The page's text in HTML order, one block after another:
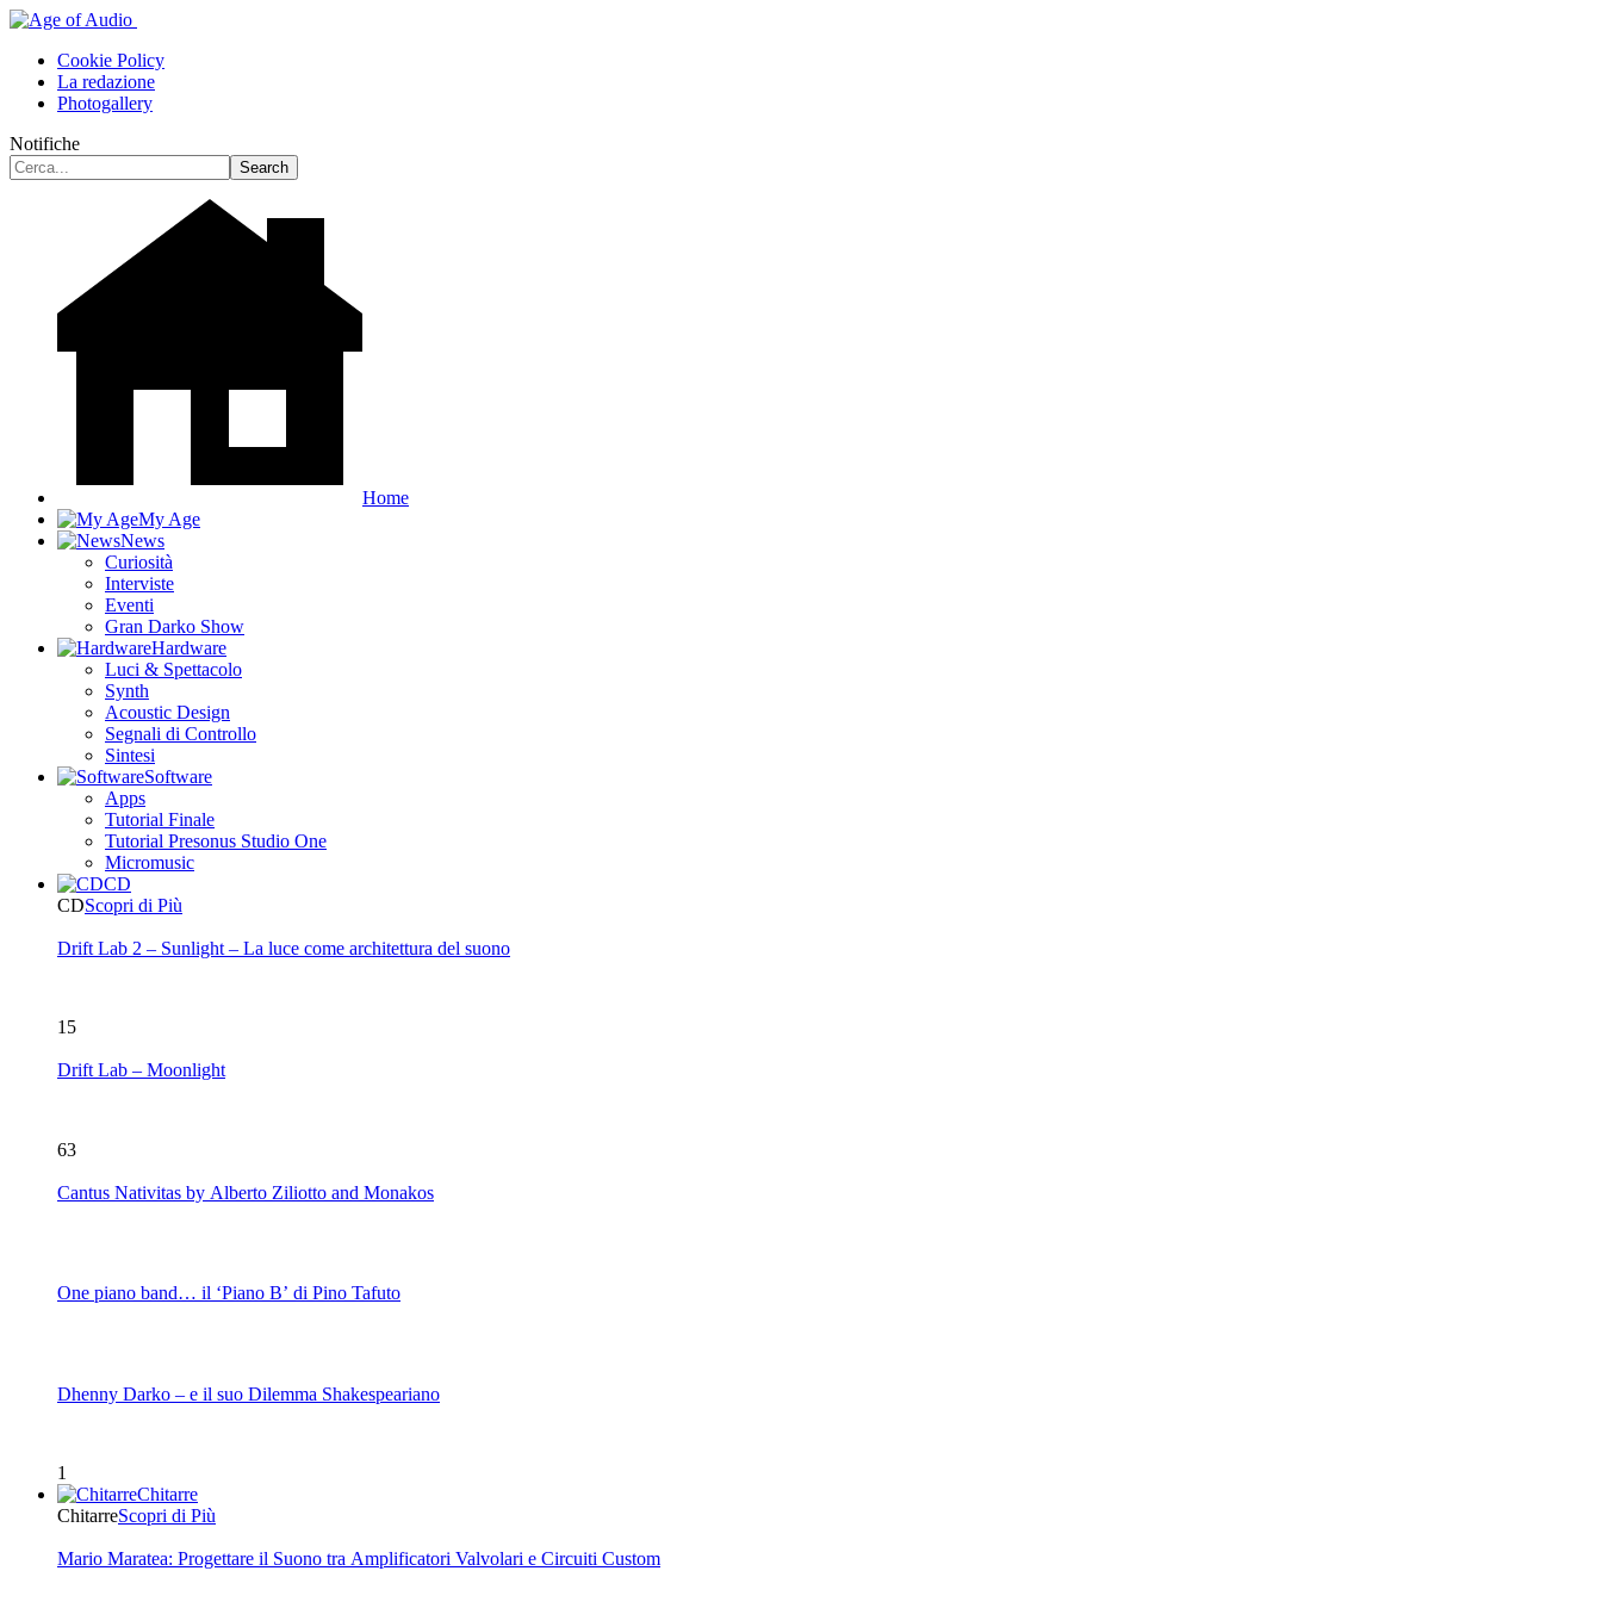
Cookie Policy
La redazione
Photogallery
Notifiche
Home
My Age
News
Curiosità
Interviste
Eventi
Gran Darko Show
Hardware
Luci & Spettacolo
Synth
Acoustic Design
Segnali di Controllo
Sintesi
Software
Apps
Tutorial Finale
Tutorial Presonus Studio One
Micromusic
CD
CDScopri di Più
Drift Lab 2 – Sunlight – La luce come architettura del suono
15
Drift Lab – Moonlight
63
Cantus Nativitas by Alberto Ziliotto and Monakos
One piano band… il ‘Piano B’ di Pino Tafuto
Dhenny Darko – e il suo Dilemma Shakespeariano
1
Chitarre
ChitarreScopri di Più
Mario Maratea: Progettare il Suono tra Amplificatori Valvolari e Circuiti Custom